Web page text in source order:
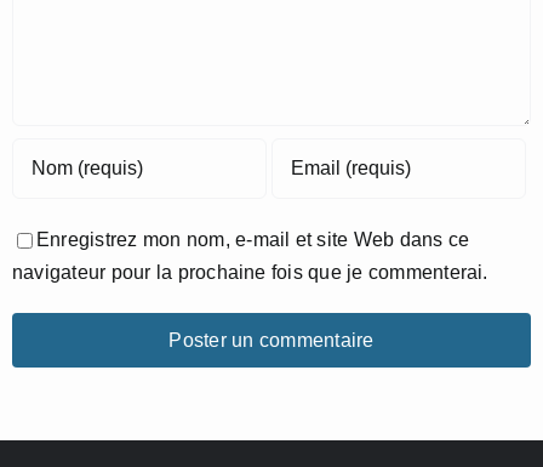
Enregistrez mon nom, e-mail et site Web dans ce
navigateur pour la prochaine fois que je commenterai.